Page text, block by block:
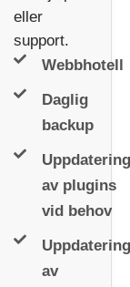
eller
support.
Webbhotell
Daglig
backup
Uppdatering
av plugins
vid behov
Uppdatering
av